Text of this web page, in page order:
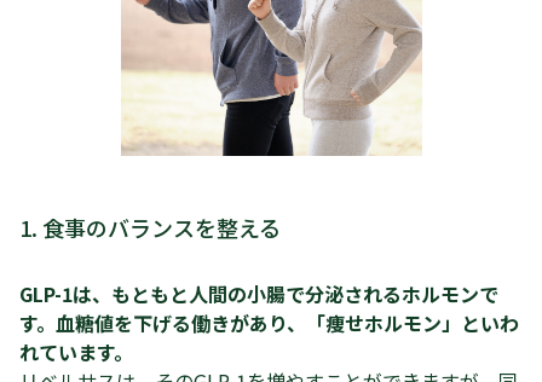
1. 食事のバランスを整える
GLP-1は、もともと人間の小腸で分泌されるホルモンで
す。血糖値を下げる働きがあり、「痩せホルモン」といわ
れています。